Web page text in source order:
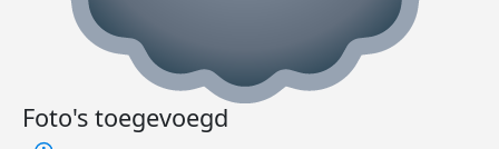
Foto's toegevoegd